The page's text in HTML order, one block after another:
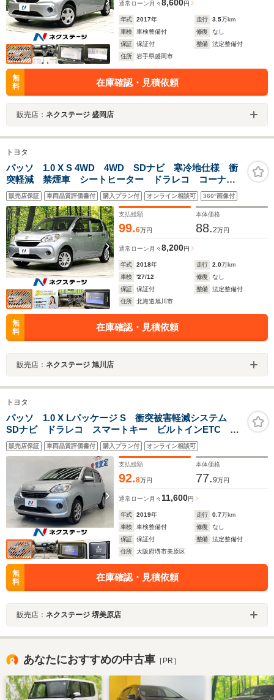
通常ローン 月々8,600円
年式 2017年 走行 3.5万km
車検
車検整備付 修復
なし
保証
保証付 整備
法定整備付
住所
岩手県盛岡市
無
料
在庫確認・見積依頼
販売店： ネクステージ 盛岡店
トヨタ
パッソ 1.0 X S 4WD 4WD SDナビ 寒冷地仕様 衝
突軽減 禁煙車 シートヒーター ドラレコ コーナー
センサー オートハイビーム スマートキー アイドリ
ングストップ 横滑り防止装置 CD/DVD再生
Bluetooth
販売店保証 車両品質評価書付 購入プラン付 オンライン相談可 360°画像付
支払総額
99.6万円
本体価格
88.2万円
通常ローン 月々8,200円
年式 2018年 走行 2.0万km
車検
'27/12 修復
なし
保証
保証付 整備
法定整備付
住所
北海道旭川市
無
料
在庫確認・見積依頼
販売店： ネクステージ 旭川店
トヨタ
パッソ 1.0 X Lパッケージ S 衝突被害軽減システム
SDナビ ドラレコ スマートキー ビルトインETC 車
線逸脱警報 オートライト オートエアコン
Bluetooth CD 地デジ
販売店保証 車両品質評価書付 購入プラン付 オンライン相談可
支払総額
92.8万円
本体価格
77.9万円
通常ローン 月々 11,600円
年式 2019年 走行 0.7万km
車検
車検整備付 修復
なし
保証
保証付 整備
法定整備付
住所
大阪府堺市美原区
無
料
在庫確認・見積依頼
販売店： ネクステージ 堺美原店
あなたにおすすめの中古車 ［PR］